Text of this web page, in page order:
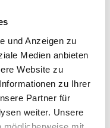
und Anzeigen zu
Medien anbieten
Website zu
zu Ihrer
Partner für
weiter. Unsere